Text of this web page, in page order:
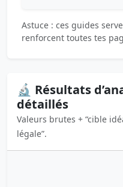
Astuce : ces guides
renforcent toutes tes
🔬 Résultats
détaillés
Valeurs brutes + “cible
légale”.